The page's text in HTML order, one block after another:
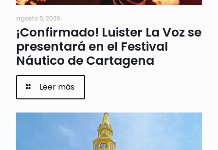
agosto 5, 2026
¡Confirmado! Luister La Voz se
presentará en el Festival
Náutico de Cartagena
Leer más